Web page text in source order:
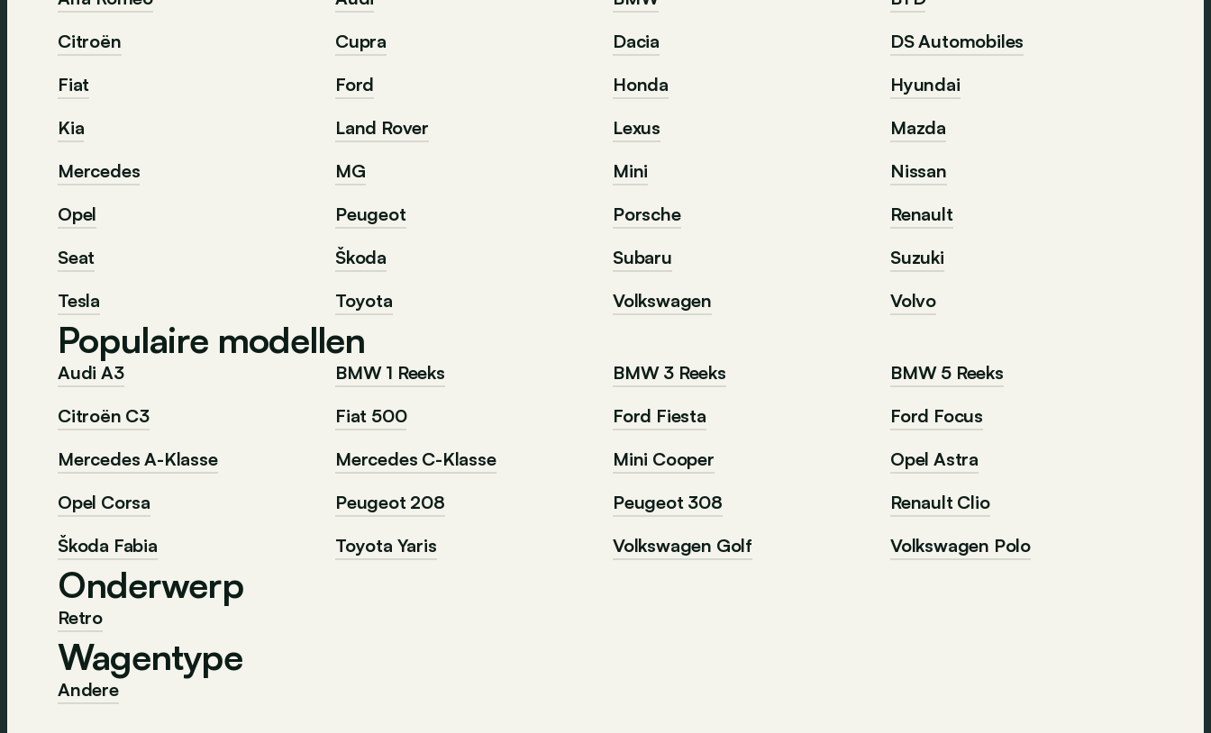
Citroën
Cupra Dacia
DS Automobiles
Fiat
Ford Honda
Hyundai
Kia
Land Rover Lexus
Mazda
Mercedes
MG Mini
Nissan
Opel
Peugeot Porsche
Renault
Seat
Škoda Subaru
Suzuki
Tesla
Toyota Volkswagen Volvo
Populaire modellen
Audi A3 BMW 1 Reeks BMW 3 Reeks
BMW 5 Reeks
Citroën C3
Fiat 500 Ford Fiesta
Ford Focus
Mercedes A-Klasse
Mercedes C-Klasse Mini Cooper
Opel Astra
Opel Corsa
Peugeot 208 Peugeot 308
Renault Clio
Škoda Fabia
Toyota Yaris Volkswagen Golf Volkswagen Polo
Onderwerp
Retro
Wagentype
Andere